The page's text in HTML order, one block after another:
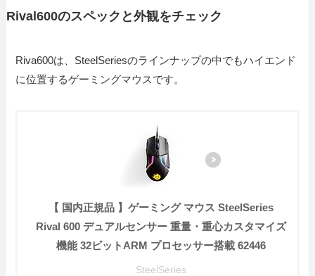
Rival600のスペックと外観をチェック
Riva600は、SteelSeriesのラインナップの中でもハイエンド
に位置するゲーミングマウスです。
【 国内正規品 】ゲーミング マウス SteelSeries
Rival 600 デュアルセンサー 重量・重心カスタマイズ
機能 32ビットARM プロセッサー搭載 62446
SteelSeries